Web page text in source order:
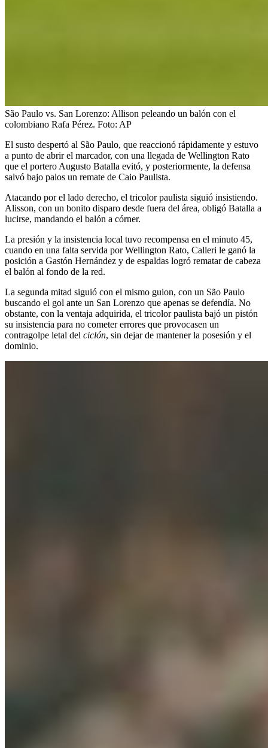
São Paulo vs. San Lorenzo: Allison peleando un balón con el
colombiano Rafa Pérez. Foto: AP
El susto despertó al São Paulo, que reaccionó rápidamente y estuvo
a punto de abrir el marcador, con una llegada de Wellington Rato
que el portero Augusto Batalla evitó, y posteriormente, la defensa
salvó bajo palos un remate de Caio Paulista.
Atacando por el lado derecho, el tricolor paulista siguió insistiendo.
Alisson, con un bonito disparo desde fuera del área, obligó Batalla a
lucirse, mandando el balón a córner.
La presión y la insistencia local tuvo recompensa en el minuto 45,
cuando en una falta servida por Wellington Rato, Calleri le ganó la
posición a Gastón Hernández y de espaldas logró rematar de cabeza
el balón al fondo de la red.
La segunda mitad siguió con el mismo guion, con un São Paulo
buscando el gol ante un San Lorenzo que apenas se defendía. No
obstante, con la ventaja adquirida, el tricolor paulista bajó un pistón
su insistencia para no cometer errores que provocasen un
contragolpe letal del ciclón, sin dejar de mantener la posesión y el
dominio.